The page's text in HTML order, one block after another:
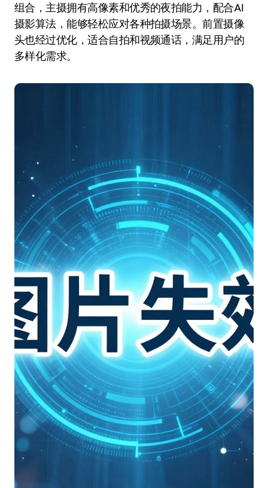
组合，主摄拥有高像素和优秀的夜拍能力，配合AI
摄影算法，能够轻松应对各种拍摄场景。前置摄像
头也经过优化，适合自拍和视频通话，满足用户的
多样化需求。